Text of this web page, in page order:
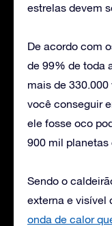
estrelas devem
De acordo com
de 99% de toda
mais de 330.000
você conseguir
ele fosse oco
900 mil planetas
Sendo o
externa e visível
onda de calor